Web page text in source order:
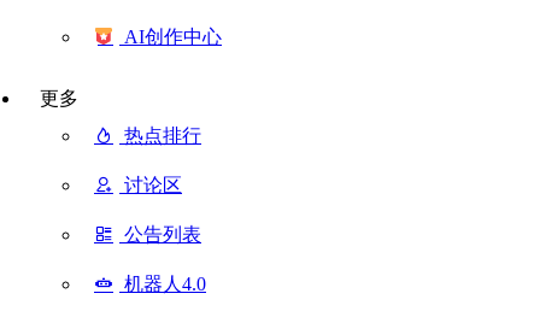
AI创作中心
更多
热点排行
讨论区
公告列表
机器人4.0